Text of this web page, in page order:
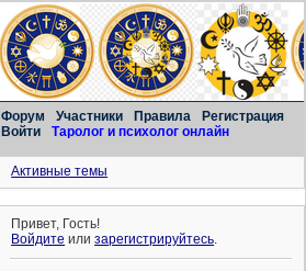
Форум Участники Правила
Регистрация
Войти
Таролог и психолог онлайн
Активные темы
Привет, Гость!
Войдите илизарегистрируйтесь.